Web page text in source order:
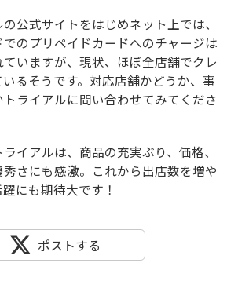
公式サイトをはじめネット上では、
でのプリペイドカードへのチャージは
いますが、現状、ほぼ全店舗でクレ
るそうです。対応店舗かどうか、事
ライアルに問い合わせてみてくださ
イアルは、商品の充実ぶり、価格、
さにも感激。これから出店数を増や
にも期待大です！
ポストする